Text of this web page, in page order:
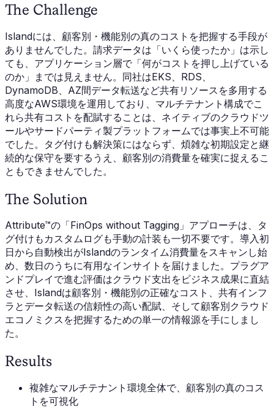
The Challenge
Islandには、顧客別・機能別の真のコストを把握する手段が
ありませんでした。請求データは「いくら使ったか」は示し
ても、アプリケーション層で「何がコストを押し上げている
のか」までは見えません。同社はEKS、RDS、
DynamoDB、AZ間データ転送など共有リソースを多用する
高度なAWS環境を運用しており、マルチテナント構成でこ
れら共有コストを配賦することは、ネイティブのクラウドツ
ールやサードパーティ製プラットフォームでは事実上不可能
でした。タグ付けも解決策にはならず、煩雑な初期設定と継
続的な保守を要するうえ、顧客別の消費量を確実に捉えるこ
ともできませんでした。
The Solution
Attribute™の「FinOps without Tagging」アプローチは、タ
グ付けもカスタムログも手動の計装も一切不要です。導入初
日から自動検出がIslandのランタイム消費量をスキャンし始
め、数日のうちに有用なインサイトを届けました。プラグア
ンドプレイで進む評価はクラウド支出をビジネス成果に直結
させ、Islandは顧客別・機能別の正確なコスト、共有インフ
ラとデータ転送の信頼性の高い配賦、そして顧客別クラウド
エコノミクスを把握するための単一の情報源を手にしまし
た。
Results
複雑なマルチテナント環境全体で、顧客別の真のコス
トを可視化